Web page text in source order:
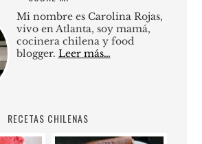
Mi nombre es Carolina Rojas,
vivo en Atlanta, soy mamá,
cocinera chilena y food
blogger. Leer más…
RECETAS CHILENAS